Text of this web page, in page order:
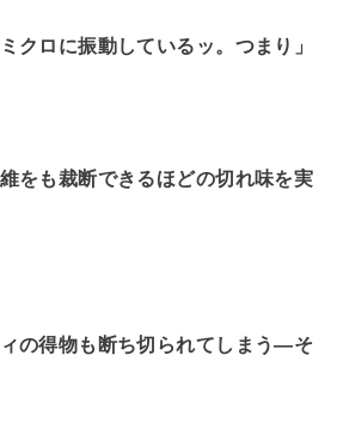
クロに振動しているッ。つまり」
をも裁断できるほどの切れ味を実
の得物も断ち切られてしまう―そ